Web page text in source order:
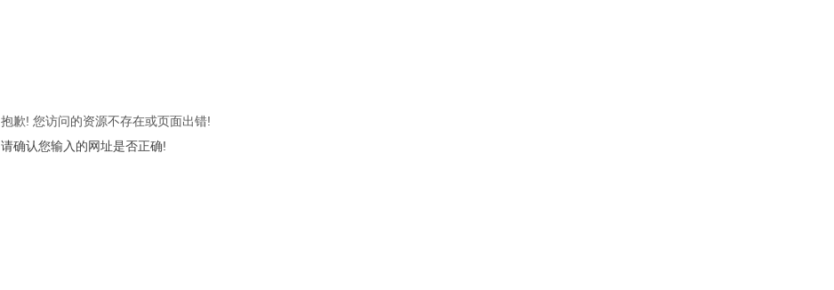
抱歉! 您访问的资源不存在或页面出错!
请确认您输入的网址是否正确!